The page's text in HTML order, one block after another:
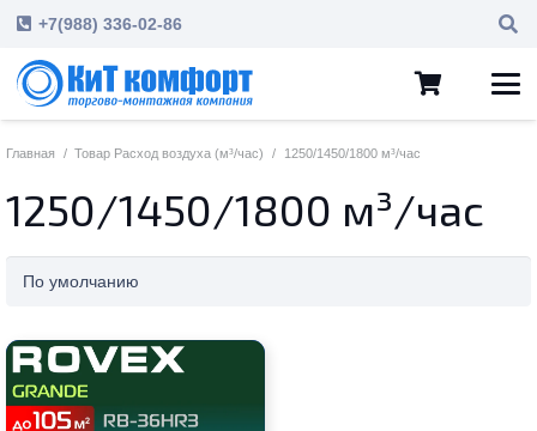
+7(988) 336-02-86
Главная / Товар Расход воздуха (м³/час) / 1250/1450/1800 м³/час
1250/1450/1800 м³/час